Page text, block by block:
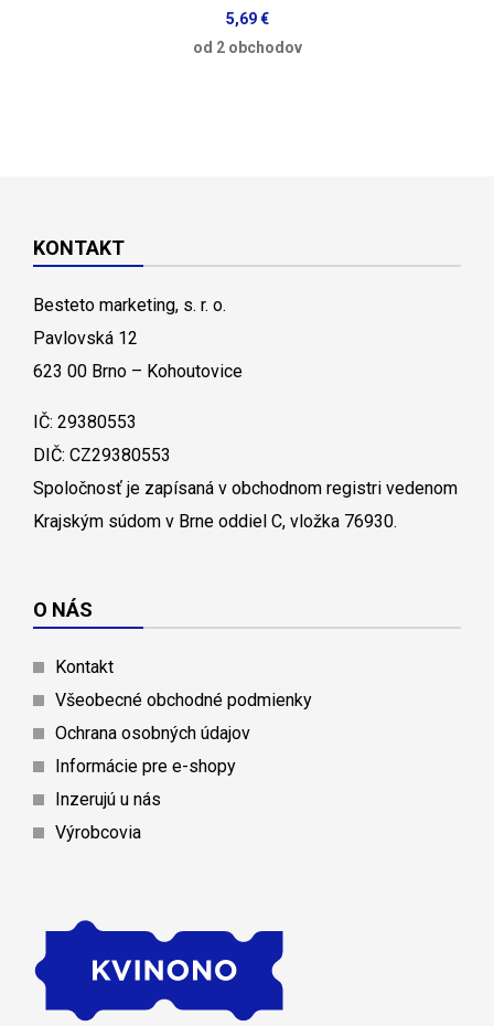
5,69 €
od 2 obchodov
KONTAKT
Besteto marketing, s. r. o.
Pavlovská 12
623 00 Brno – Kohoutovice
IČ: 29380553
DIČ: CZ29380553
Spoločnosť je zapísaná v obchodnom registri vedenom
Krajským súdom v Brne oddiel C, vložka 76930.
O NÁS
Kontakt
Všeobecné obchodné podmienky
Ochrana osobných údajov
Informácie pre e-shopy
Inzerujú u nás
Výrobcovia